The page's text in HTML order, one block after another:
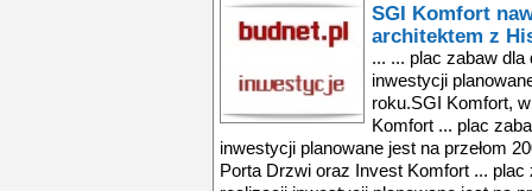
SGI Komfort
architektem z
... ... plac zabaw
inwestycji
roku.SGI Komfort,
Komfort ... plac
inwestycji planowane jest na przełom
Porta Drzwi oraz Invest Komfort ...